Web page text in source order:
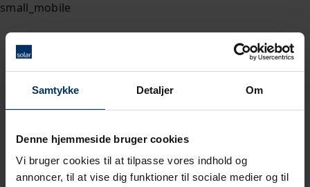
Samtykke Detaljer Om
Denne hjemmeside bruger cookies
Vi bruger cookies til at tilpasse vores indhold og
annoncer, til at vise dig funktioner til sociale medier og til